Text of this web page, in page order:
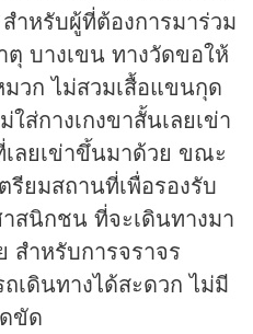
ำหรับผู้ที่ต้องการมาร่วม
บางเขน ทางวัดขอให้
วก ไม่สวมเสื้อแขนกุด
ใส่กางเกงขาสั้นเลยเข่า
ลยเข่าขึ้นมาด้วย ขณะ
รียมสถานที่เพื่อรองรับ
สนิกชน ที่จะเดินทางมา
สำหรับการจราจร
ดินทางได้สะดวก ไม่มี
ขัด